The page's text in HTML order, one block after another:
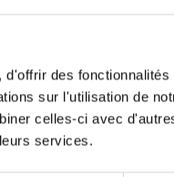
des
sur l'utilisation de
celles-ci avec
services.
Mindset (EN)
200